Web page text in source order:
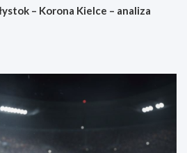
– Korona Kielce – analiza